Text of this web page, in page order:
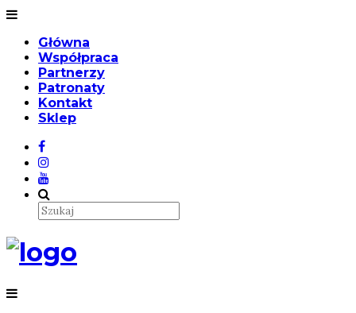
Główna
Współpraca
Partnerzy
Patronaty
Kontakt
Sklep